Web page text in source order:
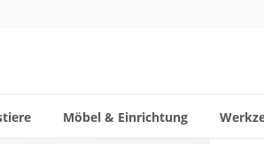
Möbel & Einrichtung